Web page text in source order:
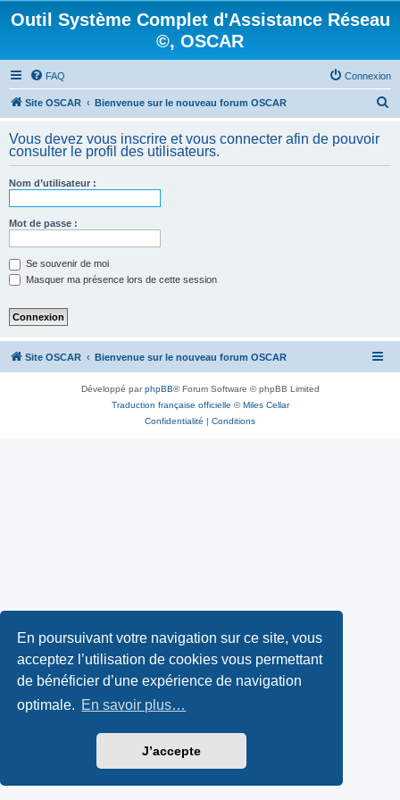
En poursuivant votre navigation sur ce site, vous
acceptez l’utilisation de cookies vous permettant
de bénéficier d’une expérience de navigation
optimale. En savoir plus…
J’accepte
Outil Système Complet d'Assistance Réseau
©, OSCAR
FAQ Connexion
Site OSCAR Bienvenue sur le nouveau forum OSCAR
h
Vous devez vous inscrire et vous connecter afin de pouvoir
consulter le profil des utilisateurs.
Nom d’utilisateur :
Mot de passe :
Se souvenir de moi
Masquer ma présence lors de cette session
Site OSCAR Bienvenue sur le nouveau forum OSCAR
Développé parphpBB® Forum Software © phpBB Limited
Traduction française officielle ©Miles Cellar
Confidentialité | Conditions